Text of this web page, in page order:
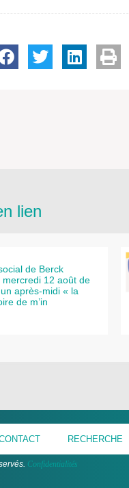
lien
de Berck
mercredi 12 août de
après-midi « la
de m’in
RECHERCHE
Confidentialités